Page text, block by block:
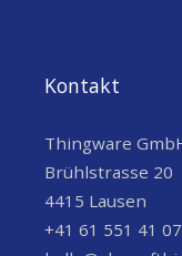
Kontakt
Thingware
Brühlstrasse 20
4415 Lausen
+41 61 551 41 07